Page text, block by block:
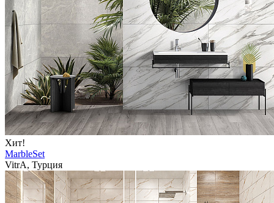
Хит!
MarbleSet
VitrA, Турция